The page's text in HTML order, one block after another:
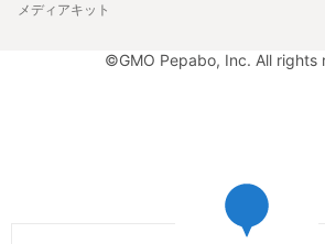
メディアキット
©GMO Pepabo, Inc. All rights